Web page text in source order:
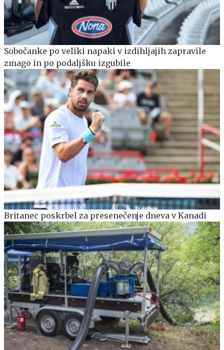
Sobočanke po veliki napaki v izdihljajih zapravile
zmago in po podaljšku izgubile
Britanec poskrbel za presenečenje dneva v Kanadi